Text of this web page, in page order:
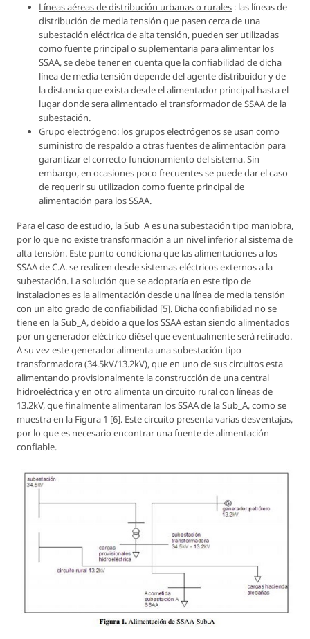
Líneas aéreas de distribución urbanas o rurales : las líneas de
distribución de media tensión que pasen cerca de una
subestación eléctrica de alta tensión, pueden ser utilizadas
como fuente principal o suplementaria para alimentar los
SSAA, se debe tener en cuenta que la confiabilidad de dicha
línea de media tensión depende del agente distribuidor y de
la distancia que exista desde el alimentador principal hasta el
lugar donde sera alimentado el transformador de SSAA de la
subestación.
Grupo electrógeno: los grupos electrógenos se usan como
suministro de respaldo a otras fuentes de alimentación para
garantizar el correcto funcionamiento del sistema. Sin
embargo, en ocasiones poco frecuentes se puede dar el caso
de requerir su utilizacion como fuente principal de
alimentación para los SSAA.
Para el caso de estudio, la Sub_A es una subestación tipo maniobra,
por lo que no existe transformación a un nivel inferior al sistema de
alta tensión. Este punto condiciona que las alimentaciones a los
SSAA de C.A. se realicen desde sistemas eléctricos externos a la
subestación. La solución que se adoptaría en este tipo de
instalaciones es la alimentación desde una línea de media tensión
con un alto grado de confiabilidad [5]. Dicha confiabilidad no se
tiene en la Sub_A, debido a que los SSAA estan siendo alimentados
por un generador eléctrico diésel que eventualmente será retirado.
A su vez este generador alimenta una subestación tipo
transformadora (34.5kV/13.2kV), que en uno de sus circuitos esta
alimentando provisionalmente la construcción de una central
hidroeléctrica y en otro alimenta un circuito rural con líneas de
13.2kV, que finalmente alimentaran los SSAA de la Sub_A, como se
muestra en la Figura 1 [6]. Este circuito presenta varias desventajas,
por lo que es necesario encontrar una fuente de alimentación
confiable.